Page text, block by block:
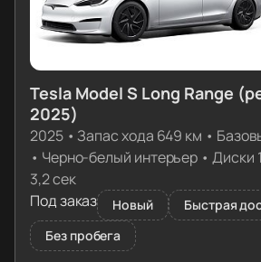
Tesla Model S Long Range
2025)
2025• Запас хода 649 км •
• Черно-белый интерьер •Диски
3,2 сек
Под заказ
Новый
Быстрая
Без пробега